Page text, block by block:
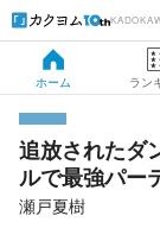
ホーム ラン
追放されたダ
ルで最強パー
瀬戸夏樹